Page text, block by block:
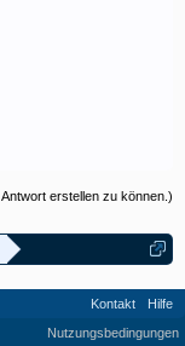
erstellen zu können.)
Kontakt
Hilfe
Nutzungsbedingungen